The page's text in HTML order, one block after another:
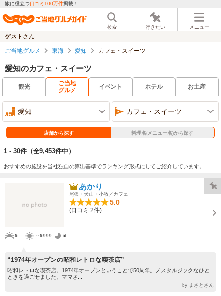
旅に役立つ口コミ100万件掲載！
検索 行きたい メニュー
ゲスト さん
ご当地グルメ 東海 愛知 カフェ・スイーツ
愛知のカフェ・スイーツ
観光
ご当地
グルメ
イベント ホテル お土産
愛知 カフェ・スイーツ
店舗から探す 料理名(メニュー名)から探す
1 - 30件 （全9,453件中）
おすすめの施設を当社独自の算出基準でランキング形式にしてご紹介しています。
あかり
尾張・犬山・小牧／カフェ
5.0
(口コミ 2件)
¥---- ～¥999 ¥----
“1974年オープンの昭和レトロな喫茶店”
昭和レトロな喫茶店。1974年オープンということで50周年。ノスタルジックなひと
ときを過ごせました。ママさ...
by まさとさん